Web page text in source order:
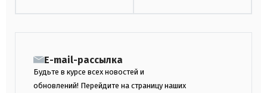
E-mail-рассылка
Будьте в курсе всех новостей и
обновлений! Перейдите на страницу наших